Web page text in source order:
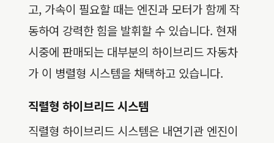
고, 가속이 필요할 때는 엔진과 모터가 함께 작
동하여 강력한 힘을 발휘할 수 있습니다. 현재
시중에 판매되는 대부분의 하이브리드 자동차
가 이 병렬형 시스템을 채택하고 있습니다.
직렬형 하이브리드 시스템
직렬형 하이브리드 시스템은 내연기관 엔진이